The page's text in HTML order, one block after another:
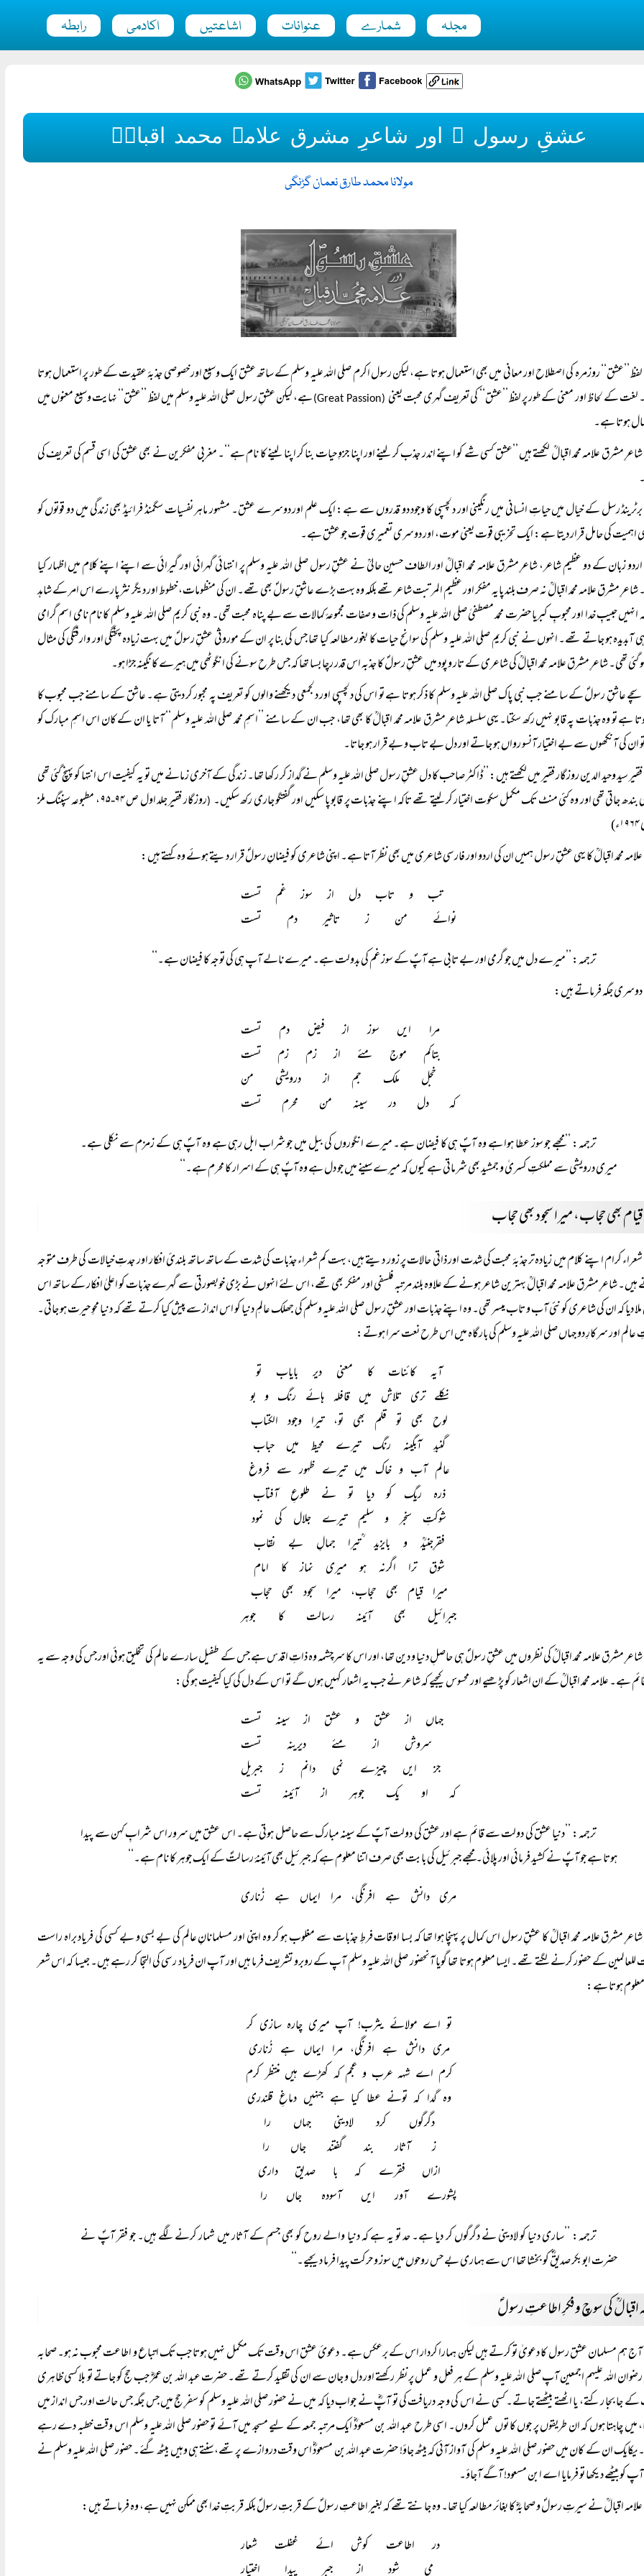
مجلہ شمارے عنوانات اشاعتیں اکادمی رابطہ
عشقِ رسول ﷺ اور شاعرِ مشرق علامہ محمد اقبالؒ
مولانا محمد طارق نعمان گڑنگی
لفظ ’’عشق‘‘ روزمرہ کی اصطلاح اور معانی میں بھی استعمال ہوتا ہے، لیکن رسول اکرم صلی اللہ علیہ وسلم کے ساتھ عشق ایک وسیع اور خصوصی جذبۂ عقیدت کے طور پر استعمال ہوتا
کے لحاظ اور معنی کے طور پر لفظ ’’عشق‘‘ کی تعریف گہری محبت یعنی (Great Passion)
ہے، لیکن عشقِ رسول صلی اللہ علیہ وسلم میں لفظ ’’عشق‘‘ نہایت وسیع معنوں میں
ہوتا ہے۔
شاعرِ مشرق علامہ محمد اقبالؒ لکھتے ہیں ’’عشق کسی شے کو اپنے اندر جذب کر لینے اور اپنا جزوِ حیات بنا کر اپنا لینے کا نام ہے‘‘۔ مغربی مفکرین نے بھی عشق کی اسی قسم کی تعریف کی
برٹرینڈ رسل کے خیال میں حیاتِ انسانی میں رنگینی اور دلچسپی کا وجود دو قدروں سے ہے: ایک علم اور دوسرے عشق۔ مشہور ماہر نفسیات سگمنڈ فرائیڈ بھی زندگی میں دو قوتوں کو
اہمیت کی حامل قرار دیتا ہے: ایک تخریبی قوت یعنی موت، اور دوسری تعمیری قوت جو عشق ہے۔
اردو زبان کے دو عظیم شاعر، شاعرِ مشرق علامہ محمد اقبالؒ اور الطاف حسین حالیؒ نے عشقِ رسول صلی اللہ علیہ وسلم پر انتہائی گہرائی اور گیرائی سے اپنے اپنے کلام میں اظہار کیا
مشرق علامہ محمد اقبالؒ نہ صرف بلند پایہ مفکر اور عظیم المرتبت شاعر تھے بلکہ وہ بہت بڑے عاشقِ رسولؐ بھی تھے۔ ان کی منظومات، خطوط اور دیگر نثر پارے اس امر کے شاہد
انہیں حبیبِ خدا اور محبوبِ کبریا حضرت محمد مصطفیٰ صلی اللہ علیہ وسلم کی ذات و صفات مجموعۂ کمالات سے بے پناہ محبت تھی۔ وہ نبی کریم صلی اللہ علیہ وسلم کا نام نامی اسم گرامی
آبدیدہ ہو جاتے تھے۔ انہوں نے نبی کریم صلی اللہ علیہ وسلم کی سوانحِ حیات کا بغور مطالعہ کیا تھا جس کی بنا پر ان کے موروثی عشقِ رسولؐ میں بہت زیادہ پختگی اور وارفتگی کی مثال
گئی تھی۔ شاعرِ مشرق علامہ محمد اقبالؒ کی شاعری کے تار و پود میں عشقِ رسولؐ کا جذبہ اس قدر رچا بسا تھا کہ جس طرح سونے کی انگوٹھی میں ہیرے کا نگینہ جڑا ہو۔
سچے عاشقِ رسولؐ کے سامنے جب نبی پاک صلی اللہ علیہ وسلم کا ذکر ہوتا ہے تو اس کی دلچسپی اور دلجمعی دیکھنے والوں کو تعریف پہ مجبور کر دیتی ہے۔ عاشق کے سامنے جب محبوب کا
ہے تو وہ جذبات پہ قابو نہیں رکھ سکتا۔ یہی سلسلہ شاعرِ مشرق علامہ محمد اقبالؒ کا بھی تھا، جب ان کے سامنے ’’اسمِ محمد صلی اللہ علیہ وسلم‘‘ آتا یا ان کے کان اس اسمِ مبارک کو
ان کی آنکھوں سے بے اختیار آنسو رواں ہو جاتے اور دل بے تاب و بے قرار ہو جاتا۔
فقیر سید وحید الدین روزگار فقیر میں لکھتے ہیں: ’’ڈاکٹر صاحب کا دل عشقِ رسول صلی اللہ علیہ وسلم نے گداز کر رکھا تھا۔ زندگی کے آخری زمانے میں تو یہ کیفیت اس انتہا کو پہنچ گئی تھی
بندھ جاتی تھی اور وہ کئی منٹ تک مکمل سکوت اختیار کر لیتے تھے تاکہ اپنے جذبات پر قابو پا سکیں اور گفتگو جاری رکھ سکیں۔ (
روزگار فقیر جلد اول ص ۹۴-۹۵ ، مطبوعہ سپننگ ملز
علامہ محمد اقبالؒ کا یہی عشقِ رسول ہمیں ان کی اردو اور فارسی شاعری میں بھی نظر آتا ہے۔ اپنی شاعری کو فیضانِ رسولؐ قرار دیتے ہوئے وہ کہتے ہیں:
تب و تاب دل از سوز غم تست
نوائے من ز تاثیر دم تست
ترجمہ: ’’میرے دل میں جو گرمی اور بے تابی ہے آپؐ کے سوز غم کی بدولت ہے۔ میرے نالے آپ ہی کی توجہ کا فیضان ہے۔‘‘
دوسری جگہ فرماتے ہیں:
مرا ایں سوز از فیض دم تست
بتاکم موج مئے از زم زم تست
خجل ملک جم از درویشی من
کہ دل در سینہ من محرم تست
ترجمہ: ’’مجھے جو سوز عطا ہوا ہے وہ آپؐ ہی کا فیضان ہے۔ میرے انگوروں کی بیل میں جو شراب ابل رہی ہے وہ آپؐ ہی کے زمزم سے نکلی ہے۔
میری درویشی سے مملکتِ کسریٰ و جمشید بھی شرماتی ہے کیوں کہ میرے سینے میں جو دل ہے وہ آپؐ ہی کے اسرار کا محرم ہے۔‘‘
بھی حجاب، میرا سجود بھی حجاب
شعراء کرام اپنے کلام میں زیادہ تر جذبۂ محبت کی شدت اور ذاتی حالات پر زور دیتے ہیں، بہت کم شعراء جذبات کی شدت کے ساتھ ساتھ بلندئ افکار اور جدتِ خیالات کی طرف متوجہ
شاعرِ مشرق علامہ محمد اقبالؒ بہترین شاعر ہونے کے علاوہ بلند مرتبہ فلسفی اور مفکر بھی تھے، اس لئے انہوں نے بڑی خوبصورتی سے گہرے جذبات کو اعلیٰ افکار کے ساتھ اس
دیا کہ ان کی شاعری کو نئی آب و تاب میسر تھی۔ وہ اپنے جذبات اور عشقِ رسول صلی اللہ علیہ وسلم کی جھلک عالمِ دنیا کو اس انداز سے پیش کیا کرتے تھے کہ دنیا محوِ حیرت ہو جاتی۔
اور سرکارِ دو جہاں صلی اللہ علیہ وسلم کی بارگاہ میں اس طرح نعت سرا ہوتے:
آیہ کائنات کا معنی دیر بایاب تو
نکلے تری تلاش میں قافلہ ہائے رنگ و بو
لوح بھی تو قلم بھی تو، تیرا وجود الکتاب
گنبدِ آبگینہ رنگ تیرے محیط میں حباب
عالم آب و خاک میں تیرے ظہور سے فروغ
ذرہ ریگ کو دیا تو نے طلوعِ آفتاب
شوکتِ سنجر و سلیم تیرے جلال کی نمود
فقرِجنیدؒ و بایزید ؒتیرا جمالِ بے نقاب
شوق ترا اگرنہ ہو میری نماز کا امام
میرا قیام بھی حجاب، میرا سجود بھی حجاب
جبرائیل بھی آئینہ رسالت کا جوہر
شاعرِ مشرق علامہ محمد اقبالؒ کی نظروں میں عشقِ رسولؐ ہی حاصلِ دنیا و دین تھا، اور اس کا سرچشمہ وہ ذاتِ اقدس ہے جس کے طفیل سارے عالم کی تخلیق ہوئی اور جس کی وجہ سے یہ
ہے۔ علامہ محمد اقبالؒ کے ان اشعار کو پڑھیے اور محسوس کیجیے کہ شاعر نے جب یہ اشعار کہیں ہوں گے تو اس کے دل کی کیا کیفیت ہو گی:
جہاں از عشق و عشق از سینہ تست
سروش از مئے دیرینہ تست
جز ایں چیزے نمی دانم ز جبریل
کہ او یک جوہر از آئینہ تست
ترجمہ: ’’دنیا عشق کی دولت سے قائم ہے اور عشق کی دولت آپؐ کے سینہ مبارک سے حاصل ہوتی ہے۔ اس عشق میں سرور اس شرابِ کہن سے پیدا
ہوتا ہے جو آپؐ نے کشید فرمائی اور پلائی۔ مجھے جبرئیل کی بابت بھی صرف اتنا معلوم ہے کہ جبرئیل بھی آئینۂ رسالتؐ کے ایک جوہر کا نام ہے۔‘‘
مری دانش ہے افرنگی، مرا ایماں ہے زُناری
شاعرِ مشرق علامہ محمد اقبالؒ کا عشقِ رسول اس کمال پر پہنچا ہوا تھا کہ بسا اوقات فرطِ جذبات سے مغلوب ہو کر وہ اپنی اور مسلمانانِ عالم کی بے بسی و بے کسی کی فریاد براہ راست
کے حضور کرنے لگتے تھے۔ ایسا معلوم ہوتا تھا گویا آنحضور صلی اللہ علیہ وسلم آپ کے روبرو تشریف فرما ہیں اور آپ ان فریاد رسی کی التجا کر رہے ہیں۔ جیسا کہ اس شعر
ہوتا ہے:
تو اے مولائے یثرب! آپ میری چارہ سازی کر
مری دانش ہے افرنگی، مرا ایماں ہے زُناری
کرم اے شہہ عرب و عجم کہ کھڑے ہیں منتظر کرم
وہ گدا کہ تونے عطا کیا ہے جنہیں دماغِ قلندری
دگرگوں کرد لادینی جہاں را
ز آثار بند گفتند جاں را
ازاں فقرے کہ با صدیق داری
پشورے آور ایں آسودہ جاں را
ترجمہ: ’’ساری دنیا کو لادینی نے دگرگوں کر دیا ہے۔ حد تو یہ ہے کہ دنیا والے روح کو بھی جسم کے آثار میں شمار کرنے لگے ہیں۔ جو فقر آپؐ نے
حضرت ابوبکر صدیقؓ کو بخشا تھا اس سے ہماری بے حس روحوں میں سوز و حرکت پیدا فرما دیجیے۔‘‘
اقبالؒ کی سوچ و فکرِ اطاعتِ رسولؐ
آج ہم مسلمان عشق رسول کا دعویٰ تو کرتے ہیں لیکن ہمارا کردار اس کے برعکس ہے۔ دعوئ عشق اس وقت تک مکمل نہیں ہوتا جب تک اتباع و اطاعت محبوب نہ ہو۔ صحابہ
اللہ علیہم اجمعین آپ صلی اللہ علیہ وسلم کے ہر فعل و عمل پر نظر رکھتے اور دل و جان سے ان کی تقلید کرتے تھے۔ حضرت عبد اللہ بن عمرؓ جب حج کو جاتے تو بلا کسی ظاہری
جا بجا رکتے، یا اٹھتے بیٹھتے جاتے۔ کسی نے اس کی وجہ دریافت کی تو آپؓ نے جواب دیا کہ میں نے حضور صلی اللہ علیہ وسلم کو سفرِ حج میں جس جگہ جس حالت اور جس انداز میں
میں چاہتا ہوں کہ ان طریقوں پر جوں کا توں عمل کروں۔ اسی طرح عبد اللہ بن مسعودؓ ایک مرتبہ جمعہ کے لیے مسجد میں آئے تو حضور صلی اللہ علیہ وسلم اس وقت خطبہ دے رہے
ان کے کان میں حضور صلی اللہ علیہ وسلم کی آواز آئی کہ بیٹھ جاؤ! حضرت عبد اللہ بن مسعودؓ اس وقت دروازے پر تھے، سنتے ہی وہیں بیٹھ گئے۔ حضور صلی اللہ علیہ وسلم نے
بیٹھے دیکھا تو فرمایا اے ابن مسعود! آگے آجاؤ۔
علامہ اقبالؒ نے سیرتِ رسولؐ و صحابہؓ کا بغائر مطالعہ کیا تھا۔ وہ جانتے تھے کہ بغیر اطاعتِ رسولؐ کے قربتِ رسولؐ بلکہ قربتِ خدا بھی ممکن نہیں ہے، وہ فرماتے ہیں:
در اطاعت کوش ائے غفلت شعار
می شود از جبر پیدا اختیار